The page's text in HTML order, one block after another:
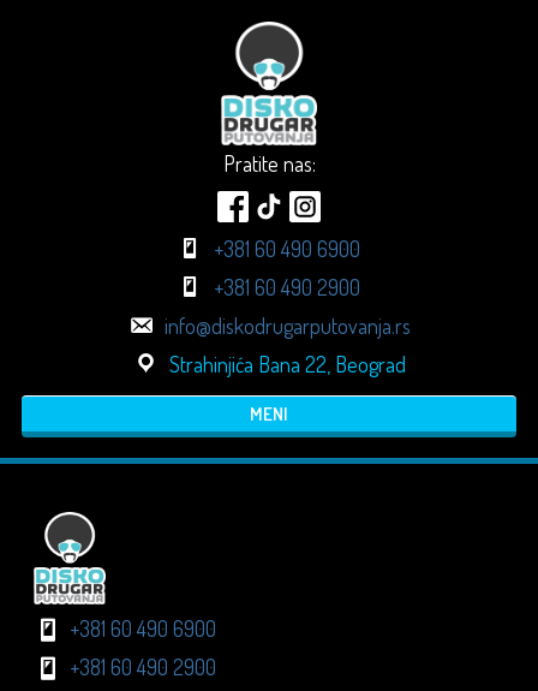
Pratite nas:
+381 60 490 6900
+381 60 490 2900
info@diskodrugarputovanja.rs
Strahinjića Bana 22, Beograd
MENI
+381 60 490 6900
+381 60 490 2900